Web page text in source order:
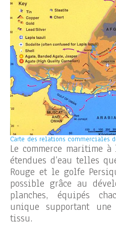
Carte des relations commerciales
Le commerce maritime
étendues d’eau telles
Rouge et le golfe
possible grâce au
planches, équipés
unique supportant
tissu.